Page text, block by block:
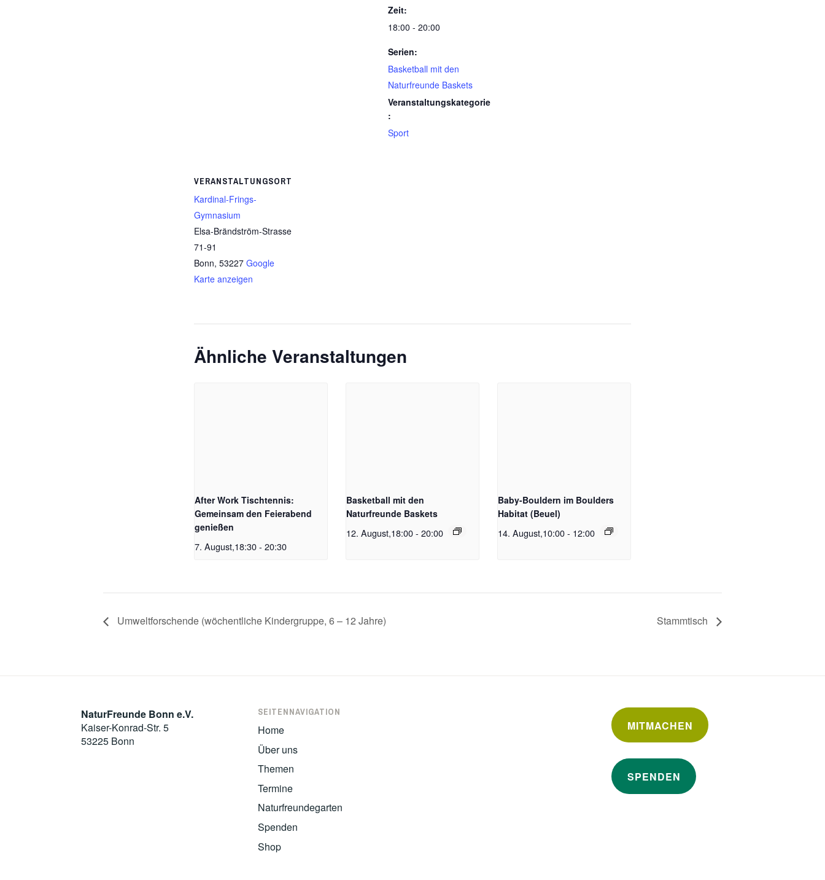
Zeit:
18:00 - 20:00
Serien:
Basketball mit den
Naturfreunde Baskets
Veranstaltungskategorie
:
Sport
VERANSTALTUNGSORT
Kardinal-Frings-
Gymnasium
Elsa-Brändström-Strasse
71-91
Bonn, 53227 Google
Karte anzeigen
Ähnliche Veranstaltungen
After Work Tischtennis:
Gemeinsam den Feierabend
genießen
7. August,18:30- 20:30
Basketball mit den
Naturfreunde Baskets
12. August,18:00- 20:00
Baby-Bouldern im Boulders
Habitat (Beuel)
14. August,10:00 - 12:00
Umweltforschende (wöchentliche Kindergruppe, 6 – 12 Jahre) Stammtisch
NaturFreunde Bonn e.V.
Kaiser-Konrad-Str. 5
53225 Bonn
SEITENNAVIGATION
Home
Über uns
Themen
Termine
Naturfreundegarten
Spenden
Shop
MITMACHEN
SPENDEN